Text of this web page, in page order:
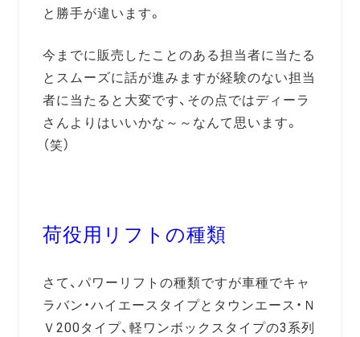
と勝手が違います。
今までに販売したことのある担当者に当たる
とスムーズに話が進みますが経験のない担当
者に当たると大変です、その点ではディーラ
さんよりはいいかな～～なんて思います。
（笑）
荷役用リフトの種類
さて、パワーリフトの種類ですが車種でキャ
ラバン・ハイエースタイプとタウンエース・Ｎ
Ｖ200タイプ、軽ワンボックスタイプの3系列